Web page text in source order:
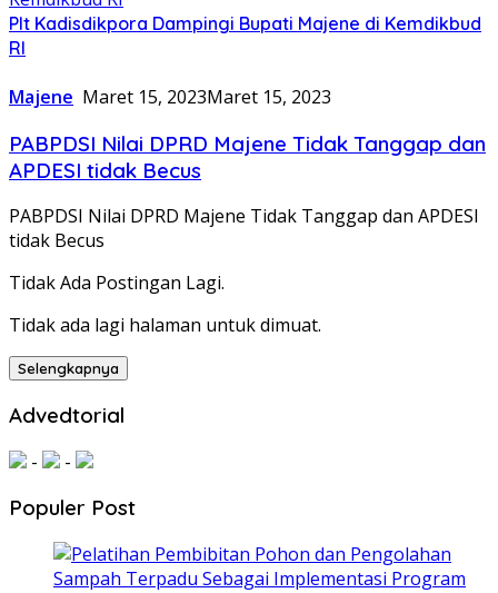
Plt Kadisdikpora Dampingi Bupati Majene di Kemdikbud
RI
Majene Maret 15, 2023Maret 15, 2023
PABPDSI Nilai DPRD Majene Tidak Tanggap dan
APDESI tidak Becus
PABPDSI Nilai DPRD Majene Tidak Tanggap dan APDESI
tidak Becus
Tidak Ada Postingan Lagi.
Tidak ada lagi halaman untuk dimuat.
Selengkapnya
Advedtorial
- -
Populer Post